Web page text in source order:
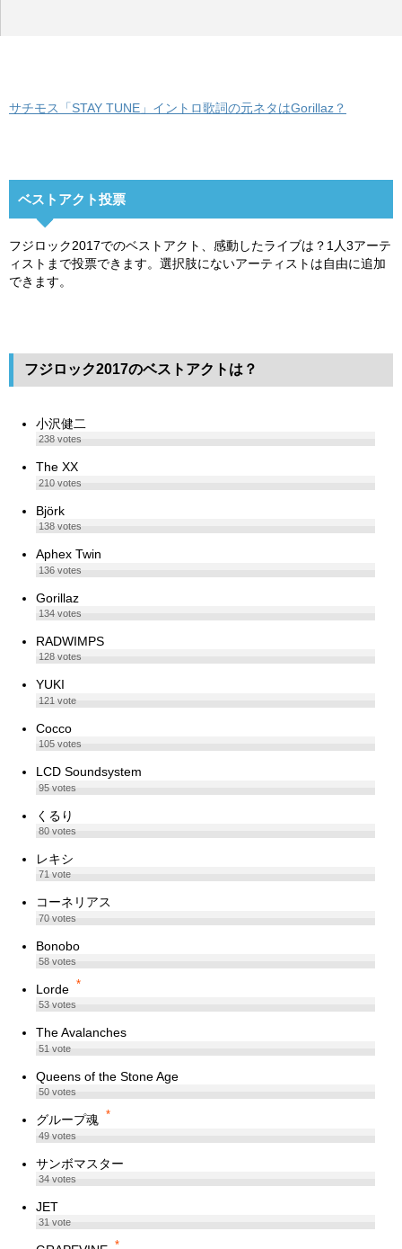
サチモス「STAY TUNE」イントロ歌詞の元ネタはGorillaz？
ベストアクト投票
フジロック2017でのベストアクト、感動したライブは？1人3アーテ
ィストまで投票できます。選択肢にないアーティストは自由に追加
できます。
フジロック2017のベストアクトは？
小沢健二
238votes
The XX
210votes
Björk
138votes
Aphex Twin
136votes
Gorillaz
134votes
RADWIMPS
128votes
YUKI
121vote
Cocco
105votes
LCD Soundsystem
95votes
くるり
80votes
レキシ
71vote
コーネリアス
70votes
Bonobo
58votes
Lorde *
53votes
The Avalanches
51vote
Queens of the Stone Age
50votes
グループ魂 *
49votes
サンボマスター
34votes
JET
31vote
*